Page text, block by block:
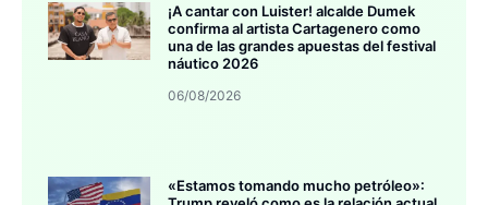
¡A cantar con Luister! alcalde Dumek
confirma al artista Cartagenero como
una de las grandes apuestas del festival
náutico 2026
06/08/2026
«Estamos tomando mucho petróleo»: